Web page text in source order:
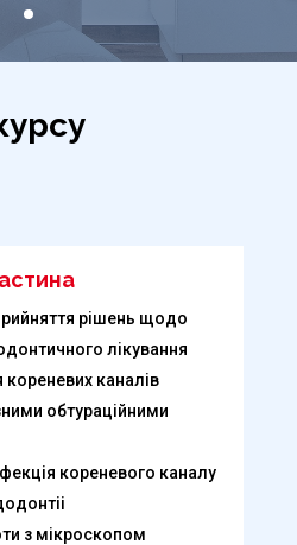
рішень щодо
лікування
каналів
обтураційними
кореневого каналу
з мікроскопом